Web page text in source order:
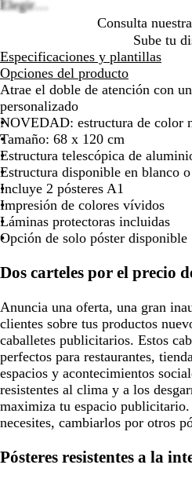
por
imagen
imagen
por
la
imagen
por
la
imagen
por
la
l
e
a
d
o
a
l
n
e
g
r
o
a
Elegir…
Consulta
Sube tu
Especificaciones y plantillas
Opciones del producto
Atrae el doble de atención con
personalizado
NOVEDAD: estructura de color
Tamaño: 68 x 120 cm
Estructura telescópica de
Estructura disponible en blanco
Incluye 2 pósteres A1
Impresión de colores vívidos
Láminas protectoras incluidas
Opción de solo póster disponible
Dos carteles por el precio
Anuncia una oferta, una gran
clientes sobre tus productos
caballetes publicitarios. Estos
perfectos para restaurantes,
espacios y acontecimientos
resistentes al clima y a los
maximiza tu espacio
necesites, cambiarlos por otros
Pósteres resistentes a la